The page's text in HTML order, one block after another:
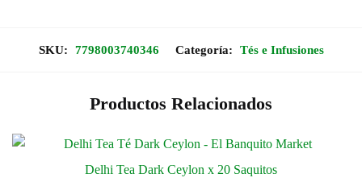
SKU: 7798003740346 Categoría: Tés e Infusiones
Productos Relacionados
Delhi Tea Dark Ceylon x 20 Saquitos